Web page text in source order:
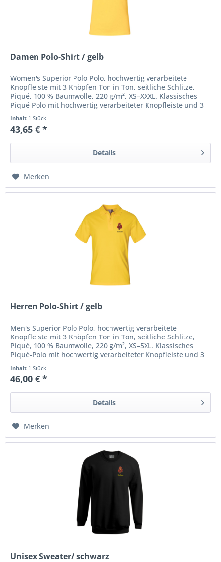
Damen Polo-Shirt / gelb
Women's Superior Polo Polo, hochwertig verarbeitete
Knopfleiste mit 3 Knöpfen Ton in Ton, seitliche Schlitze,
Piqué, 100 % Baumwolle, 220 g/m², XS–XXXL. Klassisches
Piqué Polo mit hochwertig verarbeiteter Knopfleiste und 3
Inhalt 1 Stück
43,65 € *
Details
Merken
Herren Polo-Shirt / gelb
Men's Superior Polo Polo, hochwertig verarbeitete
Knopfleiste mit 3 Knöpfen Ton in Ton, seitliche Schlitze,
Piqué, 100 % Baumwolle, 220 g/m², XS–5XL. Klassisches
Piqué-Polo mit hochwertig verarbeiteter Knopfleiste und 3
Inhalt 1 Stück
46,00 € *
Details
Merken
Unisex Sweater/ schwarz